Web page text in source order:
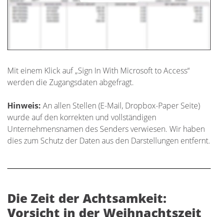
Mit einem Klick auf „Sign In With Microsoft to Access“
werden die Zugangsdaten abgefragt.
Hinweis: An allen Stellen (E-Mail, Dropbox-Paper Seite)
wurde auf den korrekten und vollständigen
Unternehmensnamen des Senders verwiesen. Wir haben
dies zum Schutz der Daten aus den Darstellungen entfernt.
Die Zeit der Achtsamkeit:
Vorsicht in der Weihnachtszeit